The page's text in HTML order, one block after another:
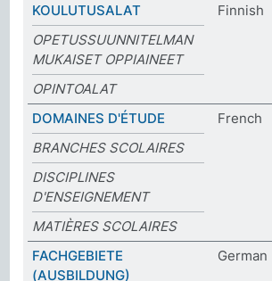
KOULUTUSALAT
Finnish
OPETUSSUUNNITELMAN
MUKAISET OPPIAINEET
OPINTOALAT
DOMAINES D'ÉTUDE
French
BRANCHES SCOLAIRES
DISCIPLINES
D'ENSEIGNEMENT
MATIÈRES SCOLAIRES
FACHGEBIETE
(AUSBILDUNG)
German